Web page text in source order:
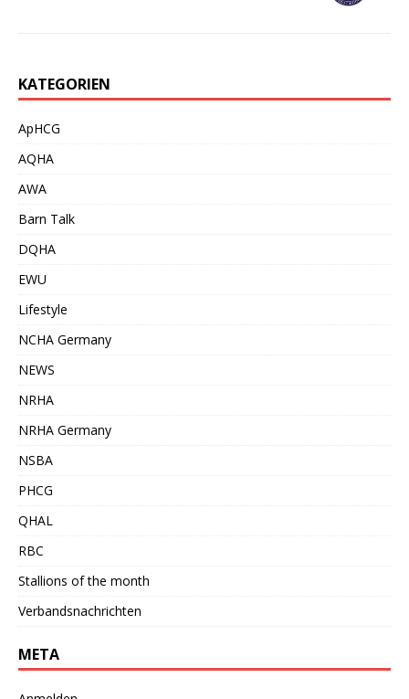
KATEGORIEN
ApHCG
AQHA
AWA
Barn Talk
DQHA
EWU
Lifestyle
NCHA Germany
NEWS
NRHA
NRHA Germany
NSBA
PHCG
QHAL
RBC
Stallions of the month
Verbandsnachrichten
META